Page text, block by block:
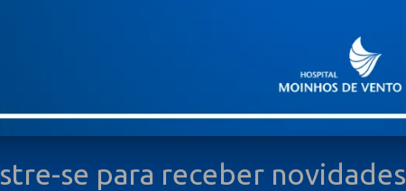
se para receber novidades